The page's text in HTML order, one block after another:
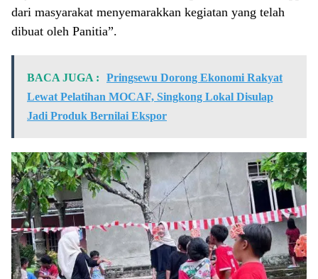
dari masyarakat menyemarakkan kegiatan yang telah
dibuat oleh Panitia”.
BACA JUGA :
Pringsewu Dorong Ekonomi Rakyat
Lewat Pelatihan MOCAF, Singkong Lokal Disulap
Jadi Produk Bernilai Ekspor